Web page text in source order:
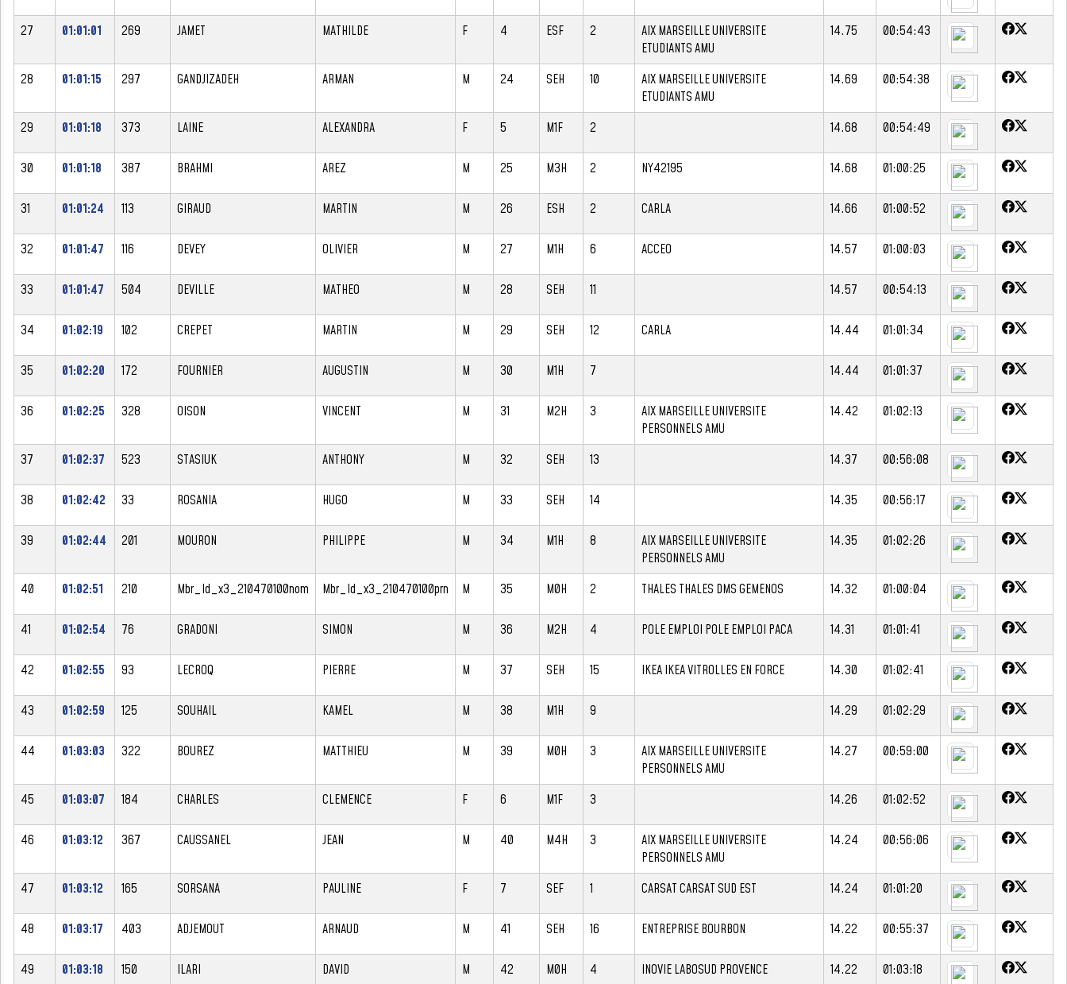
27 01:01:01 269 JAMET MATHILDE F 4 ESF 2
AIX MARSEILLE UNIVERSITE
ETUDIANTS AMU
14.75 00:54:43
28 01:01:15 297 GANDJIZADEH ARMAN M 24 SEH 10
AIX MARSEILLE UNIVERSITE
ETUDIANTS AMU
14.69 00:54:38
29 01:01:18 373 LAINE ALEXANDRA F 5 M1F 2 14.68 00:54:49
30 01:01:18 387 BRAHMI AREZ M 25 M3H 2 NY42195 14.68 01:00:25
31 01:01:24 113 GIRAUD MARTIN M 26 ESH 2 CARLA 14.66 01:00:52
32 01:01:47 116 DEVEY OLIVIER M 27 M1H 6 ACCEO 14.57 01:00:03
33 01:01:47 504 DEVILLE MATHEO M 28 SEH 11 14.57 00:54:13
34 01:02:19 102 CREPET MARTIN M 29 SEH 12 CARLA 14.44 01:01:34
35 01:02:20 172 FOURNIER AUGUSTIN M 30 M1H 7 14.44 01:01:37
36 01:02:25 328 OISON VINCENT M 31 M2H 3
AIX MARSEILLE UNIVERSITE
PERSONNELS AMU
14.42 01:02:13
37 01:02:37 523 STASIUK ANTHONY M 32 SEH 13 14.37 00:56:08
38 01:02:42 33 ROSANIA HUGO M 33 SEH 14 14.35 00:56:17
39 01:02:44 201 MOURON PHILIPPE M 34 M1H 8
AIX MARSEILLE UNIVERSITE
PERSONNELS AMU
14.35 01:02:26
40 01:02:51 210 Mbr_Id_x3_210470100nom Mbr_Id_x3_210470100prn M 35 M0H 2 THALES THALES DMS GEMENOS 14.32 01:00:04
41 01:02:54 76 GRADONI SIMON M 36 M2H 4 POLE EMPLOI POLE EMPLOI PACA 14.31 01:01:41
42 01:02:55 93 LECROQ PIERRE M 37 SEH 15 IKEA IKEA VITROLLES EN FORCE 14.30 01:02:41
43 01:02:59 125 SOUHAIL KAMEL M 38 M1H 9 14.29 01:02:29
44 01:03:03 322 BOUREZ MATTHIEU M 39 M0H 3
AIX MARSEILLE UNIVERSITE
PERSONNELS AMU
14.27 00:59:00
45 01:03:07 184 CHARLES CLEMENCE F 6 M1F 3 14.26 01:02:52
46 01:03:12 367 CAUSSANEL JEAN M 40 M4H 3
AIX MARSEILLE UNIVERSITE
PERSONNELS AMU
14.24 00:56:06
47 01:03:12 165 SORSANA PAULINE F 7 SEF 1 CARSAT CARSAT SUD EST 14.24 01:01:20
48 01:03:17 403 ADJEMOUT ARNAUD M 41 SEH 16 ENTREPRISE BOURBON 14.22 00:55:37
49 01:03:18 150 ILARI DAVID M 42 M0H 4 INOVIE LABOSUD PROVENCE 14.22 01:03:18